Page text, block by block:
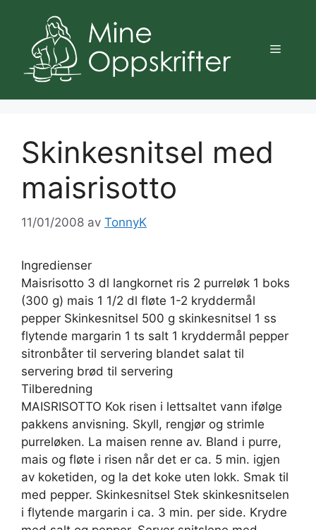
innhold
Meny
Skinkesnitsel med
maisrisotto
11/01/2008 av TonnyK
Ingredienser
Maisrisotto 3 dl langkornet ris 2 purreløk 1 boks
(300 g) mais 1 1/2 dl fløte 1-2 kryddermål
pepper Skinkesnitsel 500 g skinkesnitsel 1 ss
flytende margarin 1 ts salt 1 kryddermål pepper
sitronbåter til servering blandet salat til
servering brød til servering
Tilberedning
MAISRISOTTO Kok risen i lettsaltet vann ifølge
pakkens anvisning. Skyll, rengjør og strimle
purreløken. La maisen renne av. Bland i purre,
mais og fløte i risen når det er ca. 5 min. igjen
av koketiden, og la det koke uten lokk. Smak til
med pepper. Skinkesnitsel Stek skinkesnitselen
i flytende margarin i ca. 3 min. per side. Krydre